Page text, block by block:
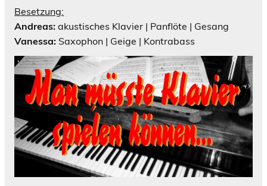
Besetzung:
Andreas: akustisches Klavier | Panflöte | Gesang
Vanessa: Saxophon | Geige | Kontrabass